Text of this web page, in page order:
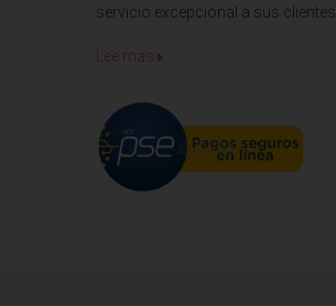
servicio excepcional a sus clientes
Lee mas